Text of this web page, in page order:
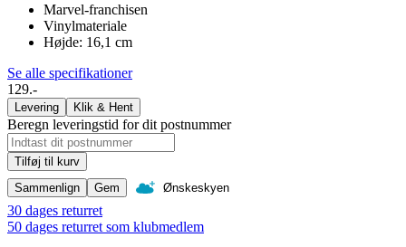
Marvel-franchisen
Vinylmateriale
Højde: 16,1 cm
Se alle specifikationer
129.-
Levering Klik & Hent
Beregn leveringstid for dit postnummer
Tilføj til kurv
Sammenlign
Gem Ønskeskyen
30 dages returret
50 dages returret som klubmedlem